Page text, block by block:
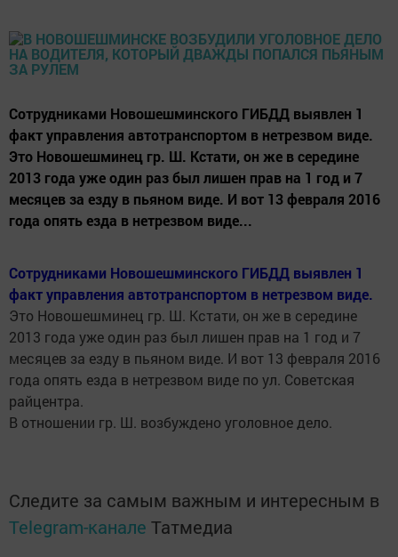
Сотрудниками Новошешминского ГИБДД выявлен 1
факт управления автотранспортом в нетрезвом виде.
Это Новошешминец гр. Ш. Кстати, он же в середине
2013 года уже один раз был лишен прав на 1 год и 7
месяцев за езду в пьяном виде. И вот 13 февраля 2016
года опять езда в нетрезвом виде...
Сотрудниками Новошешминского ГИБДД выявлен 1
факт управления автотранспортом в нетрезвом виде.
Это Новошешминец гр. Ш. Кстати, он же в середине
2013 года уже один раз был лишен прав на 1 год и 7
месяцев за езду в пьяном виде. И вот 13 февраля 2016
года опять езда в нетрезвом виде по ул. Советская
райцентра.
В отношении гр. Ш. возбуждено уголовное дело.
Следите за самым важным и интересным в
Telegram-канале Татмедиа